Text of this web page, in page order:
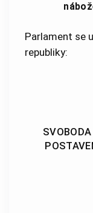
Parlament se
republiky: